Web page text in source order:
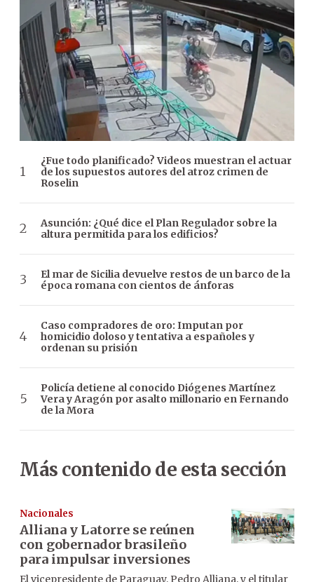
¿Fue todo planificado? Videos muestran el actuar
de los supuestos autores del atroz crimen de
Roselin
Asunción: ¿Qué dice el Plan Regulador sobre la
altura permitida para los edificios?
El mar de Sicilia devuelve restos de un barco de la
época romana con cientos de ánforas
Caso compradores de oro: Imputan por
homicidio doloso y tentativa a españoles y
ordenan su prisión
Policía detiene al conocido Diógenes Martínez
Vera y Aragón por asalto millonario en Fernando
de la Mora
Más contenido de esta sección
Nacionales
Alliana y Latorre se reúnen
con gobernador brasileño
para impulsar inversiones
El vicepresidente de Paraguay, Pedro Alliana, y el titular